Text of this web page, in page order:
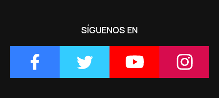
SÍGUENOS EN